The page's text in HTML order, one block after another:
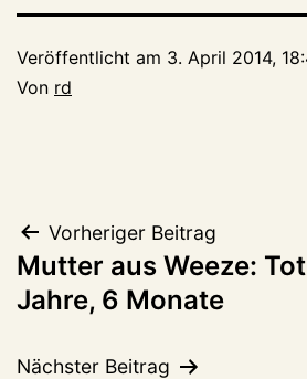
Veröffentlicht am 3. April 2014,
Von rd
Vorheriger Beitrag
Mutter aus Weeze:
Jahre, 6 Monate
Nächster Beitrag